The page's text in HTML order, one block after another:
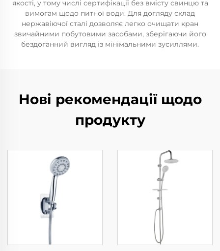
якості, у тому числі сертифікації без вмісту свинцю та
вимогам щодо питної води. Для догляду склад
нержавіючої сталі дозволяє легко очищати кран
звичайними побутовими засобами, зберігаючи його
бездоганний вигляд із мінімальними зусиллями.
Нові рекомендації щодо
продукту